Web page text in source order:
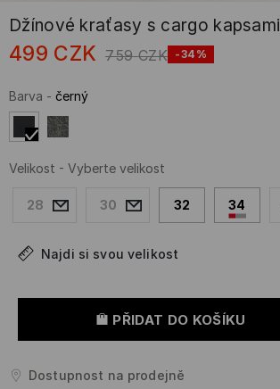
Džínové kraťasy s cargo kapsami
499 CZK 759 CZK -34%
Barva - černý
Velikost - Vyberte velikost
28 30 32 34
Najdi si svou velikost
PŘIDAT DO KOŠÍKU
Dostupnost na prodejně